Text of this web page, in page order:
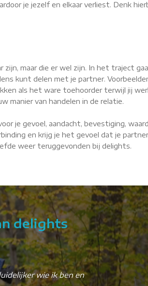
je jezelf en elkaar verliest. Denk
zijn, maar die er wel zijn. In het traject
kunt delen met je partner.
als het ware toehoorder terwijl jij
manier van handelen in de relatie.
je gevoel, aandacht, bevestiging,
en krijg je het gevoel dat je
weer teruggevonden bij delights.
delights
wie ik ben en